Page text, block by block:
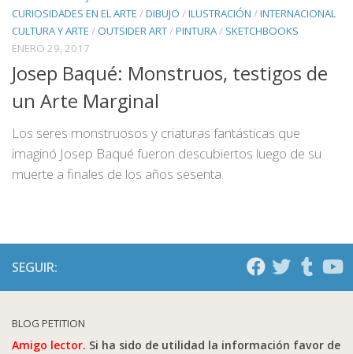
CURIOSIDADES EN EL ARTE /DIBUJO /ILUSTRACIÓN /INTERNACIONAL
CULTURA Y ARTE / OUTSIDER ART/PINTURA/ SKETCHBOOKS
ENERO 29, 2017
Josep Baqué: Monstruos, testigos de
un Arte Marginal
Los seres monstruosos y criaturas fantásticas que
imaginó Josep Baqué fueron descubiertos luego de su
muerte a finales de los años sesenta.
SEGUIR:
BLOG PETITION
Amigo lector. Si ha sido de utilidad la información favor de